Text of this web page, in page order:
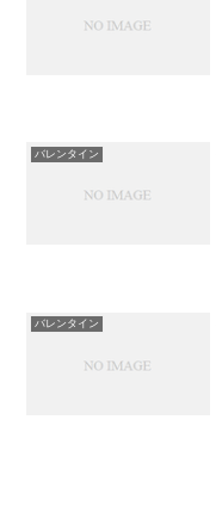
バレンタイン
バレンタイン